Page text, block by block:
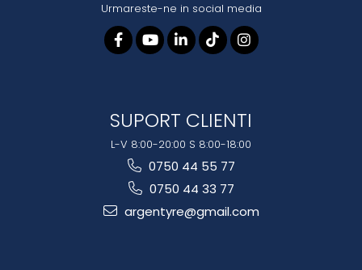
Urmareste-ne in social media
SUPORT CLIENTI
L-V 8:00-20:00 S 8:00-18:00
0750 44 55 77
0750 44 33 77
argentyre@gmail.com